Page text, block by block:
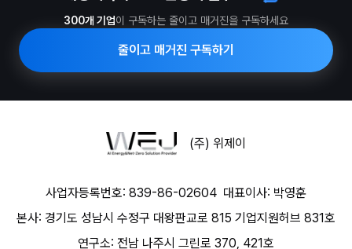
300개 기업이 구독하는 줄이고 매거진을 구독하세요
줄이고 매거진 구독하기
(주) 위제이
사업자등록번호: 839-86-02604 대표이사: 박영훈
본사: 경기도 성남시 수정구 대왕판교로 815 기업지원허브 831호
연구소: 전남 나주시 그린로 370, 421호